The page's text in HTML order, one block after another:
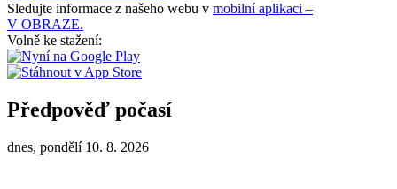
Sledujte informace z našeho webu v mobilní aplikaci –
V OBRAZE.
Volně ke stažení:
Předpověď počasí
dnes, pondělí 10. 8. 2026